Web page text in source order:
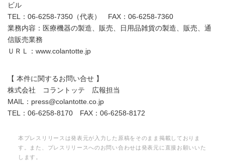
ビル
TEL：06-6258-7350（代表） FAX：06-6258-7360
業務内容：医療機器の製造、販売、日用品雑貨の製造、販売、通
信販売業務
ＵＲＬ：www.colantotte.jp
【 本件に関するお問い合せ 】
株式会社 コラントッテ 広報担当
MAIL：press@colantotte.co.jp
TEL：06-6258-8170 FAX：06-6258-8172
本プレスリリースは発表元が入力した原稿をそのまま掲載しておりま
す。また、プレスリリースへのお問い合わせは発表元に直接お願いいた
します。